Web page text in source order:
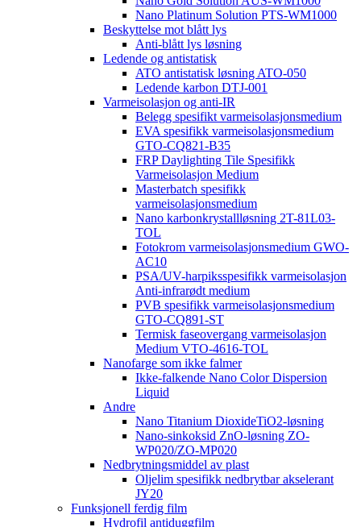
Nano Platinum Solution PTS-WM1000
Beskyttelse mot blått lys
Anti-blått lys løsning
Ledende og antistatisk
ATO antistatisk løsning ATO-050
Ledende karbon DTJ-001
Varmeisolasjon og anti-IR
Belegg spesifikt varmeisolasjonsmedium
EVA spesifikk varmeisolasjonsmedium
GTO-CQ821-B35
FRP Daylighting Tile Spesifikk
Varmeisolasjon Medium
Masterbatch spesifikk
varmeisolasjonsmedium
Nano karbonkrystallløsning 2T-81L03-
TOL
Fotokrom varmeisolasjonsmedium GWO-
AC10
PSA/UV-harpiksspesifikk varmeisolasjon
Anti-infrarødt medium
PVB spesifikk varmeisolasjonsmedium
GTO-CQ891-ST
Termisk faseovergang varmeisolasjon
Medium VTO-4616-TOL
Nanofarge som ikke falmer
Ikke-falkende Nano Color Dispersion
Liquid
Andre
Nano Titanium DioxideTiO2-løsning
Nano-sinkoksid ZnO-løsning ZO-
WP020/ZO-MP020
Nedbrytningsmiddel av plast
Oljelim spesifikk nedbrytbar akselerant
JY20
Funksjonell ferdig film
Hydrofil antiduggfilm